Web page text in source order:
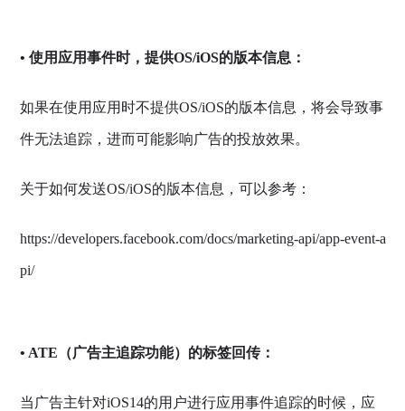
• 使用应用事件时，提供OS/iOS的版本信息：
如果在使用应用时不提供OS/iOS的版本信息，将会导致事
件无法追踪，进而可能影响广告的投放效果。
关于如何发送OS/iOS的版本信息，可以参考：
https://developers.facebook.com/docs/marketing-api/app-event-a
pi/
• ATE（广告主追踪功能）的标签回传：
当广告主针对iOS14的用户进行应用事件追踪的时候，应